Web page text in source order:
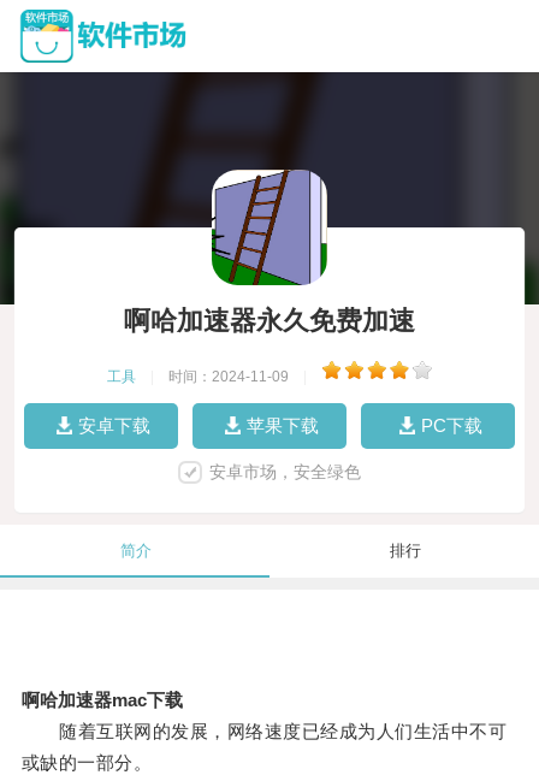
啊哈加速器永久免费加速
工具 时间：2024-11-09
安卓下载 苹果下载 PC下载
安卓市场，安全绿色
简介 排行
啊哈加速器mac下载
随着互联网的发展，网络速度已经成为人们生活中不可
或缺的一部分。